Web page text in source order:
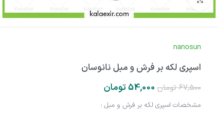
nanosun
اسپری لکه بر فرش و مبل نانوسان
67,500 تومان 54,000 تومان
مشخصات اسپری لکه بر فرش و مبل :